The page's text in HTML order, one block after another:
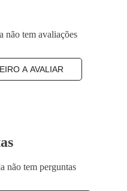
não tem avaliações
A AVALIAR
não tem perguntas